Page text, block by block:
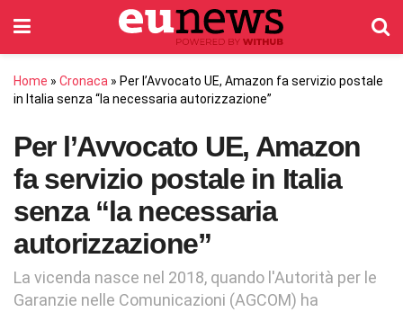
Home » Cronaca » Per l’Avvocato UE, Amazon fa servizio postale
in Italia senza “la necessaria autorizzazione”
Per l’Avvocato UE, Amazon
fa servizio postale in Italia
senza “la necessaria
autorizzazione”
La vicenda nasce nel 2018, quando l'Autorità per le
Garanzie nelle Comunicazioni (AGCOM) ha